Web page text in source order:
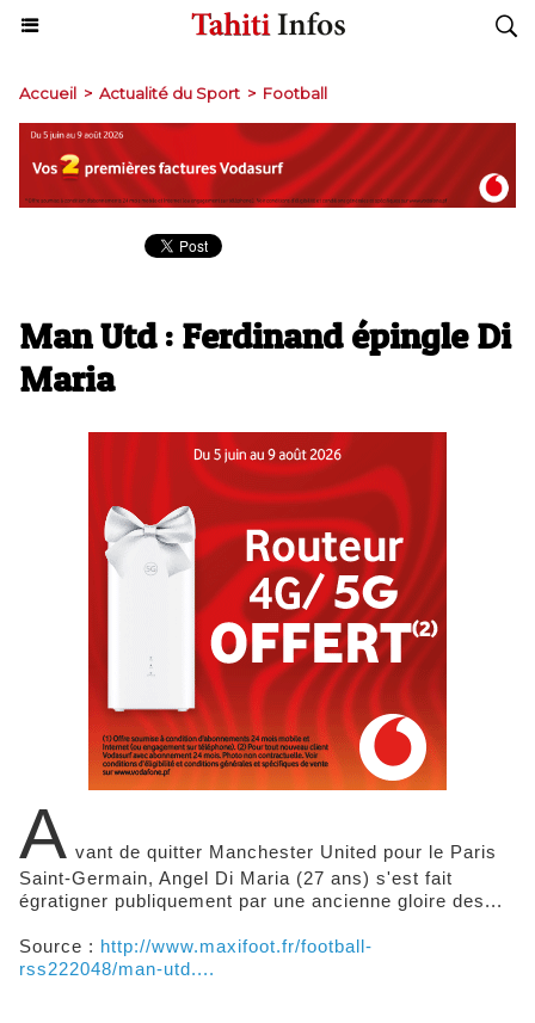
Accueil > Actualité du Sport > Football
Man Utd : Ferdinand épingle Di
Maria
A vant de quitter Manchester United pour le Paris
Saint-Germain, Angel Di Maria (27 ans) s'est fait
égratigner publiquement par une ancienne gloire des...
Source : http://www.maxifoot.fr/football-
rss222048/man-utd....